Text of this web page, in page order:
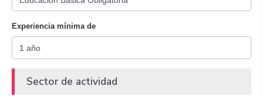
Experiencia mínima de
Sector de actividad